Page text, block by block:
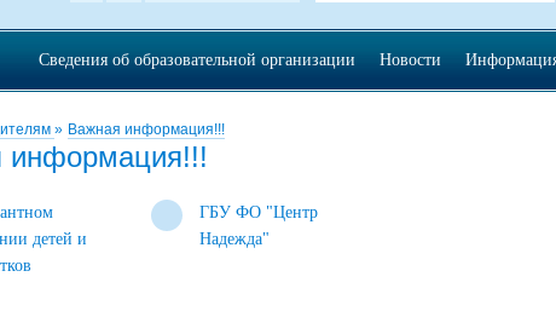
» Важная информация!!!
информация!!!
детей и
ГБУ ФО "Центр
Надежда"
Сведения об образовательной организации Новости